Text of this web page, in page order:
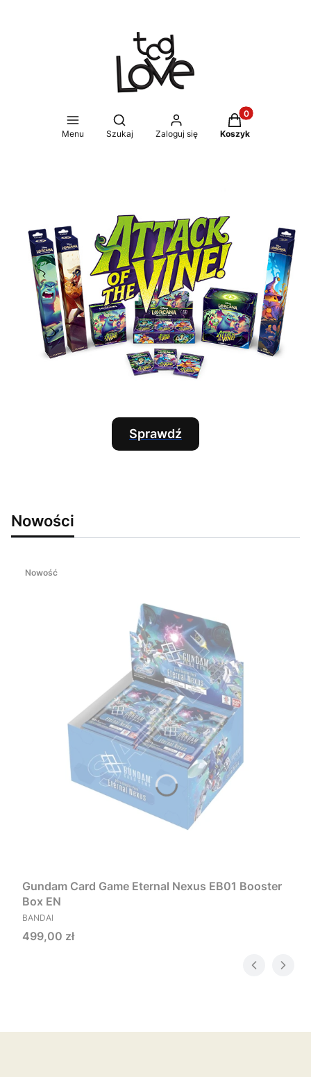
Menu
Otwórz wyszukiwarkę
Szukaj Zaloguj się
Produkty w
Koszyk
Sprawdź
Nowości
Nowość
Gundam Card Game Eternal Nexus EB01 Booster
Box EN
PRODUCENT
BANDAI
Cena
499,00 zł